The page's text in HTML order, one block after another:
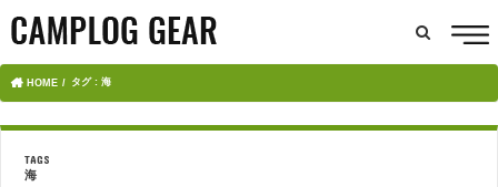
HOME タグ : 海
海